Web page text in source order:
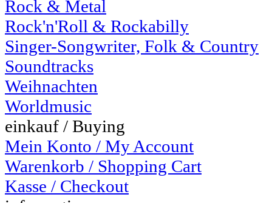
Rock & Metal
Rock'n'Roll & Rockabilly
Singer-Songwriter, Folk & Country
Soundtracks
Weihnachten
Worldmusic
einkauf / Buying
Mein Konto / My Account
Warenkorb / Shopping Cart
Kasse / Checkout